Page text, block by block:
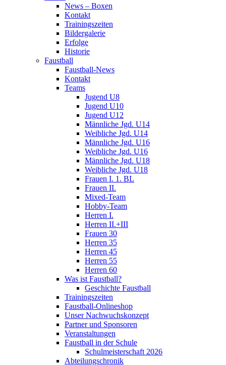
News – Boxen
Kontakt
Trainingszeiten
Bildergalerie
Erfolge
Historie
Faustball
Faustball-News
Kontakt
Teams
Jugend U8
Jugend U10
Jugend U12
Männliche Jgd. U14
Weibliche Jgd. U14
Männliche Jgd. U16
Weibliche Jgd. U16
Männliche Jgd. U18
Weibliche Jgd. U18
Frauen I. 1. BL
Frauen II.
Mixed-Team
Hobby-Team
Herren I.
Herren II.+III
Frauen 30
Herren 35
Herren 45
Herren 55
Herren 60
Was ist Faustball?
Geschichte Faustball
Trainingszeiten
Faustball-Onlineshop
Unser Nachwuchskonzept
Partner und Sponsoren
Veranstaltungen
Faustball in der Schule
Schulmeisterschaft 2026
Abteilungschronik